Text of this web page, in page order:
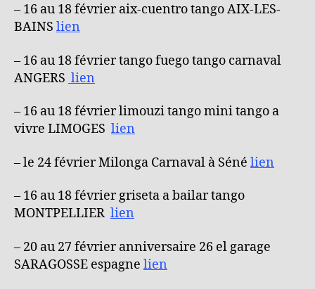
– 16 au 18 février aix-cuentro tango AIX-LES-
BAINS lien
– 16 au 18 février tango fuego tango carnaval
ANGERS lien
– 16 au 18 février limouzi tango mini tango a
vivre LIMOGES lien
– le 24 février Milonga Carnaval à Séné lien
– 16 au 18 février griseta a bailar tango
MONTPELLIER lien
– 20 au 27 février anniversaire 26 el garage
SARAGOSSE espagne lien